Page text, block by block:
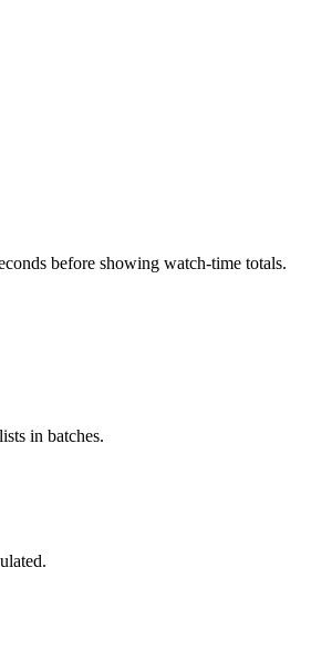
before showing watch-time totals.
in batches.